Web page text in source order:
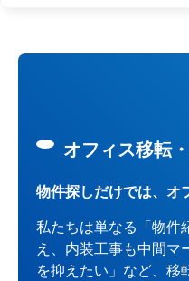
オフィス移転
物件探しだけでは、オ
私たちは単なる「物件
え、内装工事も中間マ
を抑えたい」など、